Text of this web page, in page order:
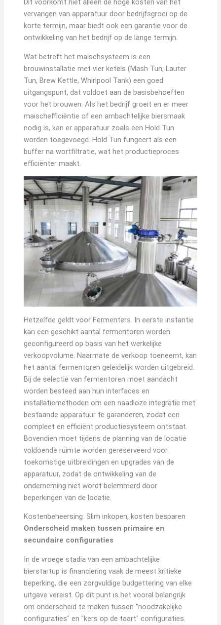
Dit voorkomt niet alleen de hoge kosten van het
vervangen van apparatuur door bedrijfsgroei op de
korte termijn, maar biedt ook een garantie voor de
ontwikkeling van het bedrijf op de lange termijn.
Wat betreft het maischsysteem is een
brouwinstallatie met vier ketels (Mash Tun, Lauter
Tun, Brew Kettle, Whirlpool Tank) een goed
uitgangspunt, dat voldoet aan de basisbehoeften
voor het brouwen. Als het bedrijf groeit en er meer
maischefficiëntie of een ambachtelijke biersmaak
nodig is, kan er apparatuur zoals een Hold Tun
worden toegevoegd. Hold Tun fungeert als een
buffer na wortfiltratie, wat het productieproces
efficiënter maakt.
Hetzelfde geldt voor Fermenters. In eerste instantie
kan een geschikt aantal fermentoren worden
geconfigureerd op basis van het werkelijke
verkoopvolume. Naarmate de verkoop toeneemt, kan
het aantal fermentoren geleidelijk worden uitgebreid.
Bij de selectie van fermentoren moet aandacht
worden besteed aan hun interfaces en
installatiemethoden om een naadloze integratie met
bestaande apparatuur te garanderen, zodat een
compleet en efficiënt productiesysteem ontstaat.
Bovendien moet tijdens de planning van de locatie
voldoende ruimte worden gereserveerd voor
toekomstige uitbreidingen en upgrades van de
apparatuur, zodat de ontwikkeling van de
onderneming niet wordt belemmerd door
beperkingen van de locatie.
Kostenbeheersing: Slim inkopen, kosten besparen
Onderscheid maken tussen primaire en
secundaire configuraties
In de vroege stadia van een ambachtelijke
bierstartup is financiering vaak de meest kritieke
beperking, die een zorgvuldige budgettering van elke
uitgave vereist. Op dit punt is het vooral belangrijk
om onderscheid te maken tussen "noodzakelijke
configuraties" en "kers op de taart" configuraties.